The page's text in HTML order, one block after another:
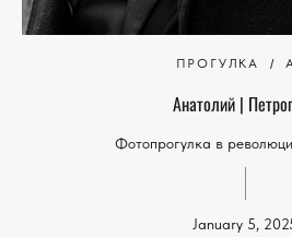
ПРОГУЛКА
Анатолий |
Фотопрогулка в
January 5,